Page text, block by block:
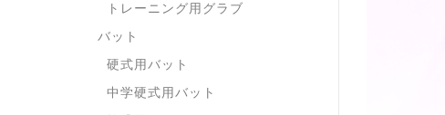
トレーニング用グラブ
バット
硬式用バット
中学硬式用バット